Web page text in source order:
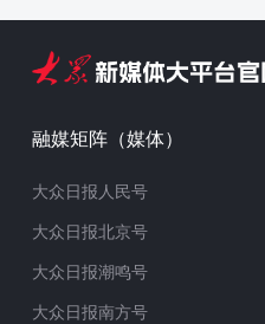
融媒矩阵（媒体）
大众日报人民号
大众日报北京号
大众日报潮鸣号
大众日报南方号